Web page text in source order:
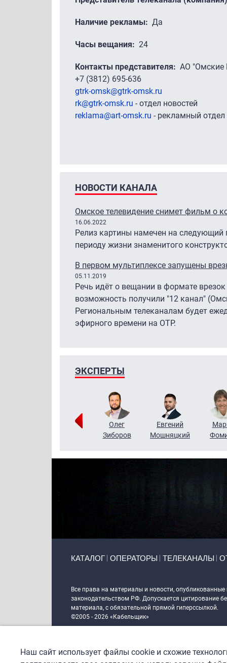
Наличие рекламы Да
Часы вещания 24
Контакты представителя
АО "Омские
+7 (3812) 695-636
gtrk-omsk@gtrk-omsk.ru
rk@gtrk-omsk.ru - отдел новостей
reklama@art-omsk.ru - рекламный отдел
НОВОСТИ КАНАЛА
Омское телевидение снимет фильм о
16.06.2022
Релиз картины намечен на
периоду жизни знаменитого
В первом мультиплексе запущены
05.11.2019
Речь идёт о вещании в формате
возможность получили "12 канал"
Региональным телеканалам будет
эфирного времени на ОТР.
ЭКСПЕРТЫ
Григорий
Олег
Зиборов
Евгений
Мошняцкий
КАТАЛОГ ОПЕРАТОРЫ ТЕЛЕКАНАЛЫ
Все права на материалы и новости, опубликованные
законодательством РФ. Допускается цитирование
материала, с обязательной прямой гиперссылкой.
©2005 - 2026 «Кабельщик»
DrupalCoder — поддержка сайта c 2017 года
Наш сайт использует файлы cookie и схожие